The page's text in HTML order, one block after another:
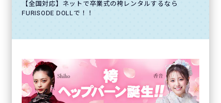
【全国対応】ネットで卒業式の袴レンタルするなら
FURISODE DOLLで！！